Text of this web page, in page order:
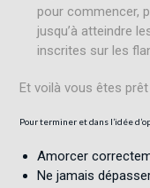
pour commencer,
jusqu’à atteindre
inscrites sur les
Et voilà vous êtes
Pour terminer et dans l’idée
Amorcer
Ne jamais